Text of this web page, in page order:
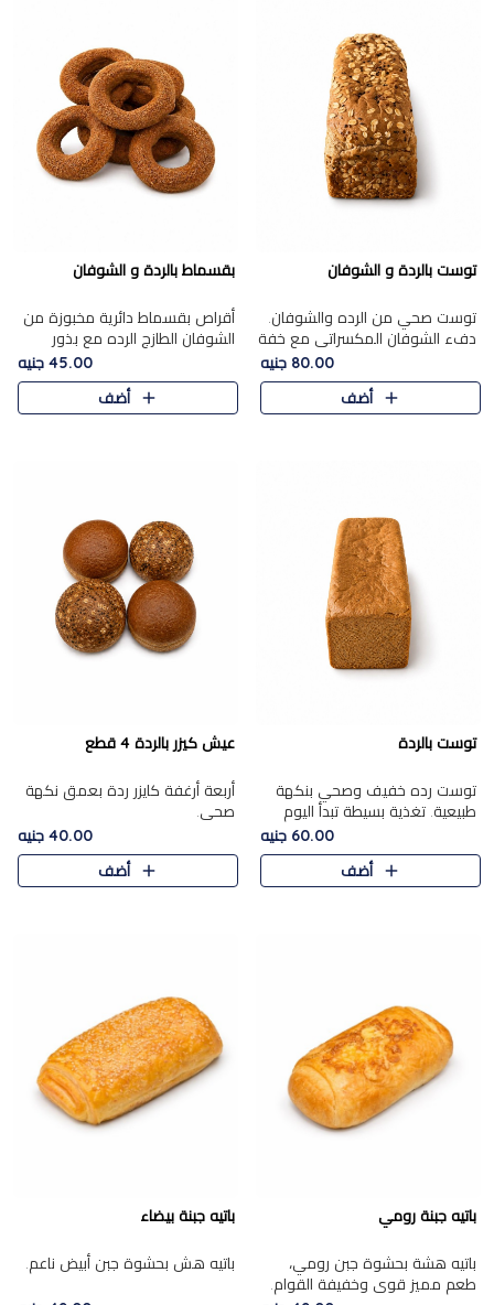
توست بالردة و الشوفان
توست صحي من الرده والشوفان.
دفء الشوفان المكسراتي مع خفة
80.00 جنيه
أضف
بقسماط بالردة و الشوفان
أقراص بقسماط دائرية مخبوزة من
الشوفان الطازج الرده مع بذور
مختارة. قرمشة الحبوب والبذور،
بداية صحية لكل صباح.
45.00 جنيه
أضف
توست بالردة
توست رده خفيف وصحي بنكهة
طبيعية. تغذية بسيطة تبدأ اليوم
60.00 جنيه
أضف
عيش كيزر بالردة 4 قطع
أربعة أرغفة كايزر ردة بعمق نكهة
صحي.
40.00 جنيه
أضف
باتيه جبنة رومي
باتيه هشة بحشوة جبن رومي،
طعم مميز قوي وخفيفة القوام.
باتيه جبنة بيضاء
باتيه هش بحشوة جبن أبيض ناعم.